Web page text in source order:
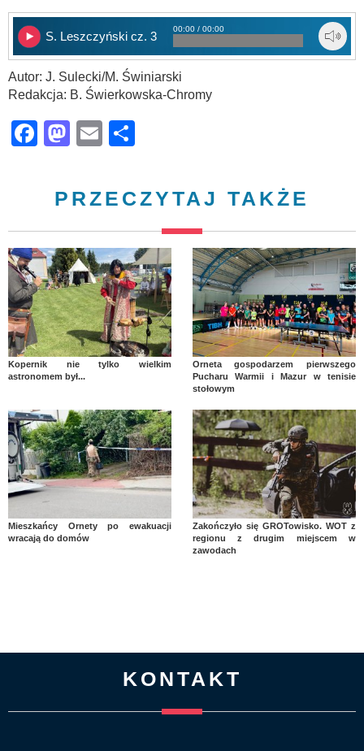
S. Leszczyński cz. 3
00:00 / 00:00
Autor: J. Sulecki/M. Świniarski
Redakcja: B. Świerkowska-Chromy
Facebook
Mastodon
Email
PRZECZYTAJ TAKŻE
Kopernik nie tylko wielkim
astronomem był...
Orneta gospodarzem pierwszego
Pucharu Warmii i Mazur w tenisie
stołowym
Mieszkańcy Ornety po ewakuacji
wracają do domów
Zakończyło się GROTowisko. WOT z
regionu z drugim miejscem w
zawodach
KONTAKT